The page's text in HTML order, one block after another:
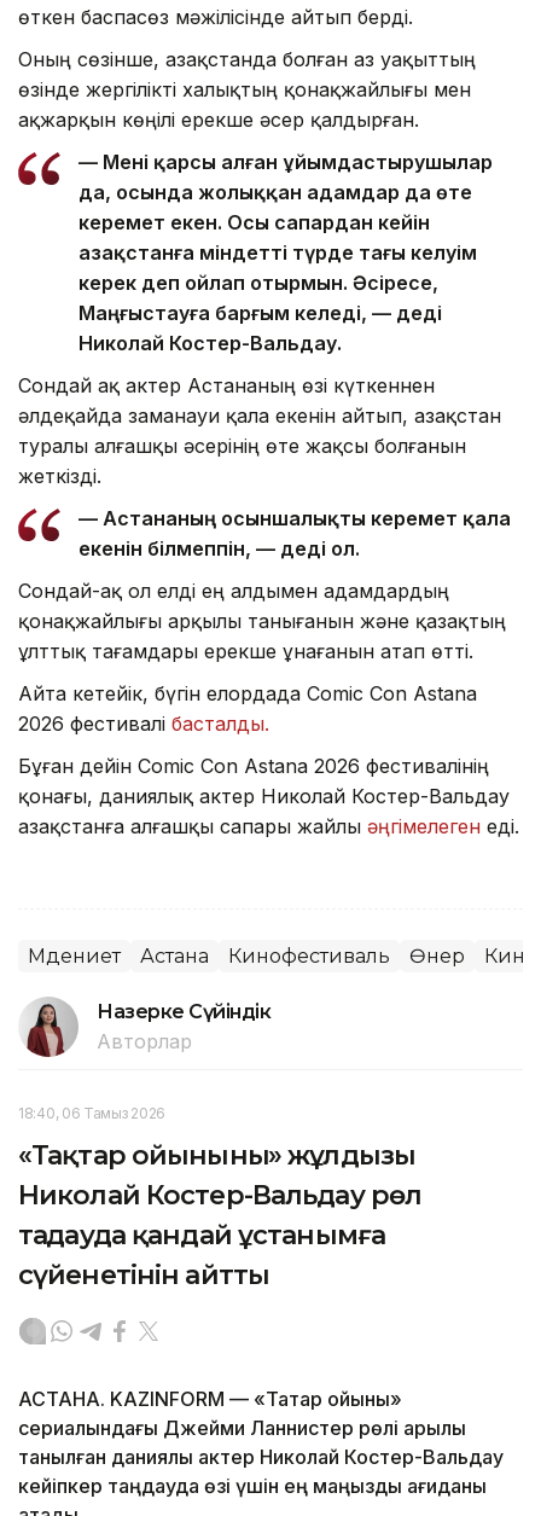
өткен баспасөз мәжілісінде айтып берді.
Оның сөзінше, Қазақстанда болған аз уақыттың
өзінде жергілікті халықтың қонақжайлығы мен
ақжарқын көңілі ерекше әсер қалдырған.
— Мені қарсы алған ұйымдастырушылар
да, осында жолыққан адамдар да өте
керемет екен. Осы сапардан кейін
Қазақстанға міндетті түрде тағы келуім
керек деп ойлап отырмын. Әсіресе,
Маңғыстауға барғым келеді, — деді
Николай Костер-Вальдау.
Сондай ақ актер Астананың өзі күткеннен
әлдеқайда заманауи қала екенін айтып, Қазақстан
туралы алғашқы әсерінің өте жақсы болғанын
жеткізді.
— Астананың осыншалықты керемет қала
екенін білмеппін, — деді ол.
Сондай-ақ ол елді ең алдымен адамдардың
қонақжайлығы арқылы танығанын және қазақтың
ұлттық тағамдары ерекше ұнағанын атап өтті.
Айта кетейік, бүгін елордада Comic Con Astana
2026 фестивалі басталды.
Бұған дейін Comic Con Astana 2026 фестивалінің
қонағы, даниялық актер Николай Костер-Вальдау
Қазақстанға алғашқы сапары жайлы әңгімелеген еді.
Мәдениет Астана Кинофестиваль Өнер Кино
Назерке Сүйіндік
Авторлар
18:40, 06 Тамыз 2026
«Тақтар ойынының» жұлдызы
Николай Костер-Вальдау рөл
таңдауда қандай ұстанымға
сүйенетінін айтты
АСТАНА. KAZINFORM — «Тақтар ойыны»
сериалындағы Джейми Ланнистер рөлі арқылы
танылған даниялық актер Николай Костер-Вальдау
кейіпкер таңдауда өзі үшін ең маңызды қағиданы